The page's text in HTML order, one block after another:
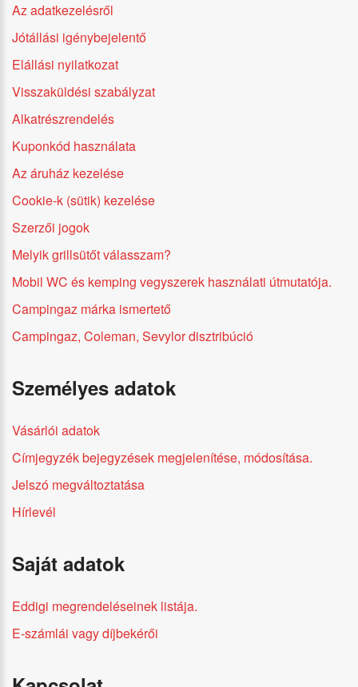
Az adatkezelésről
Jótállási igénybejelentő
Elállási nyilatkozat
Visszaküldési szabályzat
Alkatrészrendelés
Kuponkód használata
Az áruház kezelése
Cookie-k (sütik) kezelése
Szerzői jogok
Melyik grillsütőt válasszam?
Mobil WC és kemping vegyszerek használati útmutatója.
Campingaz márka ismertető
Campingaz, Coleman, Sevylor disztribúció
Személyes adatok
Vásárlói adatok
Címjegyzék bejegyzések megjelenítése, módosítása.
Jelszó megváltoztatása
Hírlevél
Saját adatok
Eddigi megrendeléseinek listája.
E-számlái vagy díjbekérői